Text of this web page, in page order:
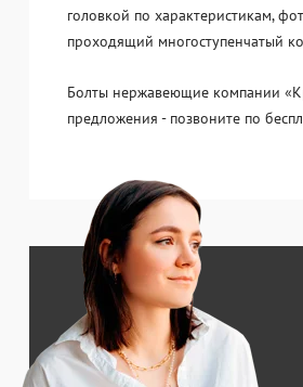
головкой по характеристикам,
проходящий многоступенчатый
Болты нержавеющие компании
предложения - позвоните по